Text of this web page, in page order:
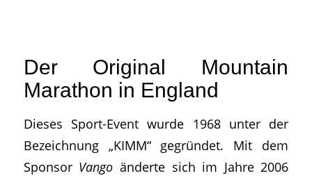
Der Original Mountain
Marathon in England
Dieses Sport-Event wurde 1968 unter der
Bezeichnung „KIMM“ gegründet. Mit dem
Sponsor Vango änderte sich im Jahre 2006